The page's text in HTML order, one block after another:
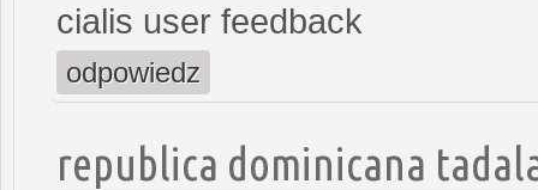
cialis user feedback
odpowiedz
republica dominicana